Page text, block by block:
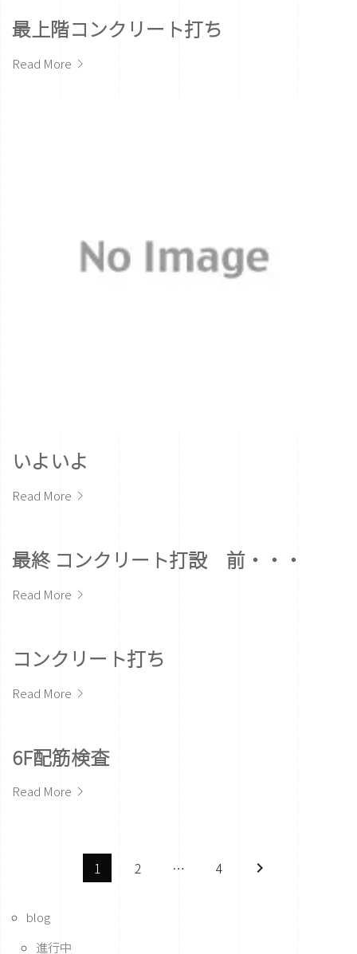
最上階コンクリート打ち
Read More
いよいよ
Read More
最終 コンクリート打設 前・・・
Read More
コンクリート打ち
Read More
6F配筋検査
Read More
1 2 … 4 keyboard_arrow_right
blog
進行中